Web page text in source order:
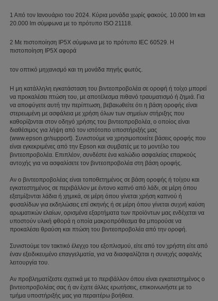
1 Από τον Ιανουάριο του 2024. Κύρια μονάδα χωρίς φακούς. 10.000 lm και
20.000 lm σύμφωνα με το πρότυπο ISO 21118.
2 Με πιστοποίηση IP5X σύμφωνα με το πρότυπο IEC 60529. Η
πιστοποίηση IP5X αφορά
τον οπτικό μηχανισμό και τη μονάδα πηγής φωτός.
Η μη κατάλληλη εγκατάσταση του βιντεοπροβολέα σε οροφή ή τοίχο μπορεί
να προκαλέσει πτώση του, με αποτέλεσμα πιθανό τραυματισμό ή ζημιά. Για
να αποφύγετε αυτή την περίπτωση, βεβαιωθείτε ότι η βάση οροφής είναι
στερεωμένη με ασφάλεια με χρήση όλων των σημείων στήριξης που
καθορίζονται στον οδηγό χρήσης του βιντεοπροβολέα, ο οποίος είναι
διαθέσιμος για λήψη από τον ιστότοπο υποστήριξής μας
(www.epson.gr/support). Συνιστούμε να χρησιμοποιείτε βάσεις οροφής που
είναι εγκεκριμένες από την Epson και συμβατές με το μοντέλο του
βιντεοπροβολέα. Επιπλέον, συνδέστε ένα καλώδιο ασφαλείας επαρκούς
αντοχής για να ασφαλίσετε τον βιντεοπροβολέα στη βάση οροφής.
Αν ο βιντεοπροβολέας είναι τοποθετημένος σε βάση οροφής ή τοίχου και
εγκατεστημένος σε περιβάλλον με έντονο καπνό από λάδι, σε μέρη όπου
εξατμίζονται λάδια ή χημικά, σε μέρη όπου γίνεται χρήση καπνού ή
φυσαλίδων για εκδηλώσεις επί σκηνής ή σε μέρη όπου γίνεται συχνή καύση
αρωματικών ελαίων, ορισμένα εξαρτήματα των προϊόντων μας ενδέχεται να
υποστούν υλική φθορά η οποία μακροπρόθεσμα θα μπορούσε να
προκαλέσει θραύση και πτώση του βιντεοπροβολέα από την οροφή.
Συνιστούμε τον τακτικό έλεγχο του εξοπλισμού, είτε από τον χρήστη είτε από
έναν εξειδικευμένο επαγγελματία, για να διασφαλίζεται η συνεχής ασφαλής
λειτουργία του.
Αν προβληματίζεστε σχετικά με το περιβάλλον όπου είναι εγκατεστημένος ο
βιντεοπροβολέας σας ή αν έχετε άλλες ερωτήσεις, επικοινωνήστε με το
τμήμα υποστήριξής μας για περαιτέρω βοήθεια.